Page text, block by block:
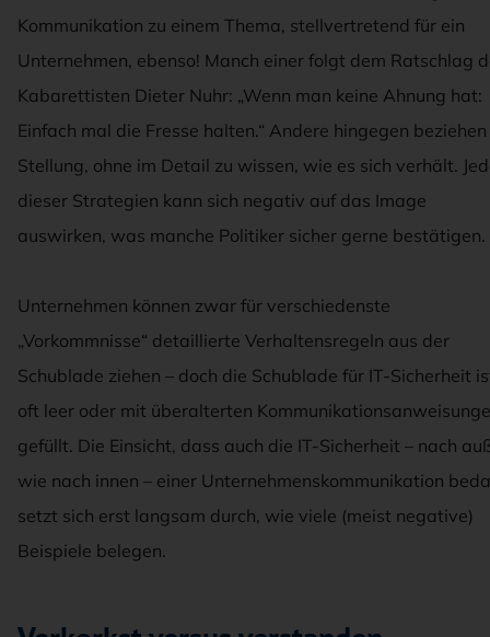
Kommunikation zu einem Thema, stellvertretend für ein
Unternehmen, ebenso! Manch einer folgt dem Ratschlag
Kabarettisten Dieter Nuhr: „Wenn man keine Ahnung hat:
Einfach mal die Fresse halten.“ Andere hingegen beziehen
Stellung, ohne im Detail zu wissen, wie es sich verhält.
dieser Strategien kann sich negativ auf das Image
auswirken, was manche Politiker sicher gerne bestätigen.
Unternehmen können zwar für verschiedenste
„Vorkommnisse“ detaillierte Verhaltensregeln aus der
Schublade ziehen – doch die Schublade für IT-Sicherheit
oft leer oder mit überalterten
gefüllt. Die Einsicht, dass auch die IT-Sicherheit – nach
wie nach innen – einer Unternehmenskommunikation
setzt sich erst langsam durch, wie viele (meist negative)
Beispiele belegen.